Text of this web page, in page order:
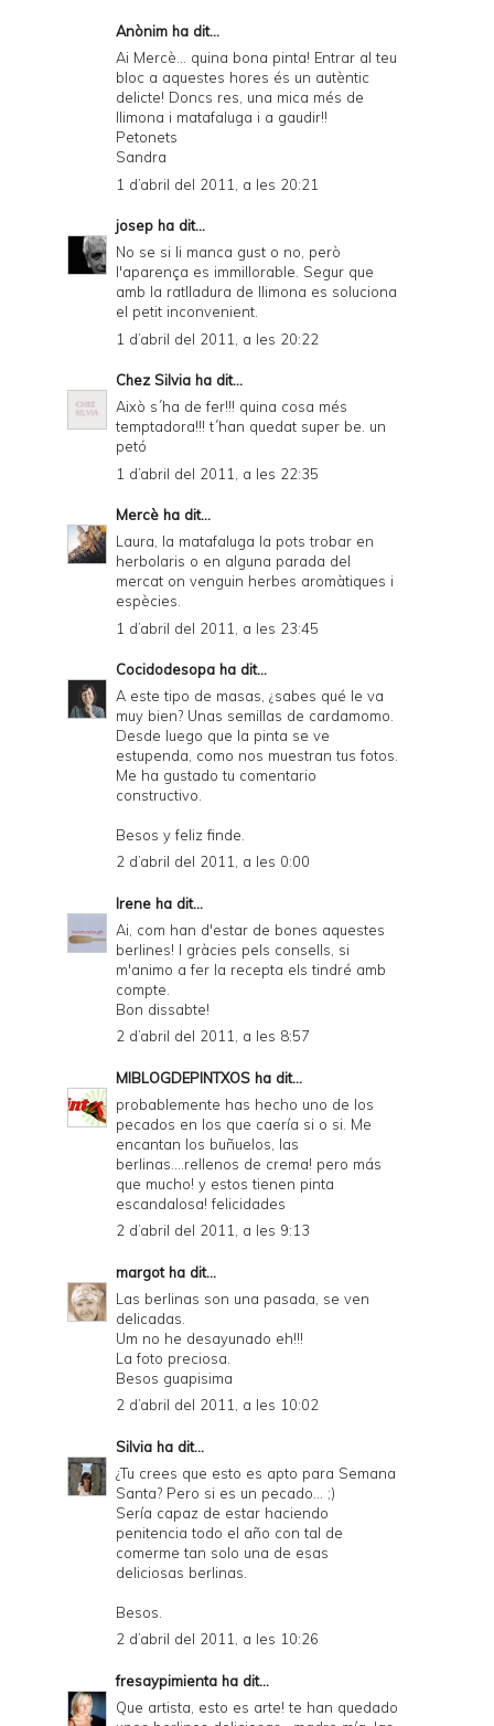
Anònim ha dit...
Ai Mercè... quina bona pinta! Entrar al teu
bloc a aquestes hores és un autèntic
delicte! Doncs res, una mica més de
llimona i matafaluga i a gaudir!!
Petonets
Sandra
1 d’abril del 2011, a les 20:21
josep ha dit...
No se si li manca gust o no, però
l'aparença es immillorable. Segur que
amb la ratlladura de llimona es soluciona
el petit inconvenient.
1 d’abril del 2011, a les 20:22
Chez Silvia ha dit...
Això s´ha de fer!!! quina cosa més
temptadora!!! t´han quedat super be. un
petó
1 d’abril del 2011, a les 22:35
Mercè ha dit...
Laura, la matafaluga la pots trobar en
herbolaris o en alguna parada del
mercat on venguin herbes aromàtiques i
espècies.
1 d’abril del 2011, a les 23:45
Cocidodesopa ha dit...
A este tipo de masas, ¿sabes qué le va
muy bien? Unas semillas de cardamomo.
Desde luego que la pinta se ve
estupenda, como nos muestran tus fotos.
Me ha gustado tu comentario
constructivo.
Besos y feliz finde.
2 d’abril del 2011, a les 0:00
Irene ha dit...
Ai, com han d'estar de bones aquestes
berlines! I gràcies pels consells, si
m'animo a fer la recepta els tindré amb
compte.
Bon dissabte!
2 d’abril del 2011, a les 8:57
MIBLOGDEPINTXOS ha dit...
probablemente has hecho uno de los
pecados en los que caería si o si. Me
encantan los buñuelos, las
berlinas....rellenos de crema! pero más
que mucho! y estos tienen pinta
escandalosa! felicidades
2 d’abril del 2011, a les 9:13
margotha dit...
Las berlinas son una pasada, se ven
delicadas.
Um no he desayunado eh!!!
La foto preciosa.
Besos guapisima
2 d’abril del 2011, a les 10:02
Silvia ha dit...
¿Tu crees que esto es apto para Semana
Santa? Pero si es un pecado... ;)
Sería capaz de estar haciendo
penitencia todo el año con tal de
comerme tan solo una de esas
deliciosas berlinas.
Besos.
2 d’abril del 2011, a les 10:26
fresaypimienta ha dit...
Que artista, esto es arte! te han quedado